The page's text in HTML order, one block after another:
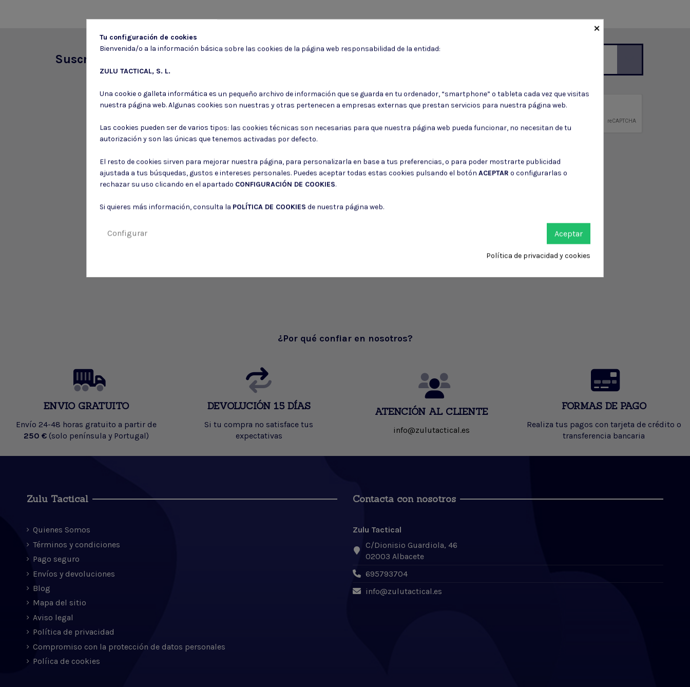
Suscríbete a nuestro boletín
Consiento el uso de mis datos para los fines indicados en laPolítica de privacidad
¿Por qué confiar en nosotros?
ENVIO GRATUITO
Envío 24-48 horas gratuito a partir de
250 € (solo península y Portugal)
DEVOLUCIÓN 15 DÍAS
Si tu compra no satisface tus
expectativas
ATENCIÓN AL CLIENTE
info@zulutactical.es
FORMAS DE PAGO
Realiza tus pagos con tarjeta de crédito o
transferencia bancaria
Zulu Tactical
Quienes Somos
Términos y condiciones
Pago seguro
Envíos y devoluciones
Blog
Mapa del sitio
Aviso legal
Política de privacidad
Compromiso con la protección de datos personales
Políica de cookies
Contacta con nosotros
Zulu Tactical
C/Dionisio Guardiola, 46
02003 Albacete
695793704
info@zulutactical.es
×
Tu configuración de cookies
Bienvenida/o a la información básica sobre las cookies de la página web responsabilidad de la entidad:
ZULU TACTICAL, S. L.
Una cookie o galleta informática es un pequeño archivo de información que se guarda en tu ordenador, “smartphone” o tableta cada vez que visitas
nuestra página web. Algunas cookies son nuestras y otras pertenecen a empresas externas que prestan servicios para nuestra página web.
Las cookies pueden ser de varios tipos: las cookies técnicas son necesarias para que nuestra página web pueda funcionar, no necesitan de tu
autorización y son las únicas que tenemos activadas por defecto.
El resto de cookies sirven para mejorar nuestra página, para personalizarla en base a tus preferencias, o para poder mostrarte publicidad
ajustada a tus búsquedas, gustos e intereses personales. Puedes aceptar todas estas cookies pulsando el botón ACEPTAR o configurarlas o
rechazar su uso clicando en el apartado CONFIGURACIÓN DE COOKIES.
Si quieres más información, consulta la POLÍTICA DE COOKIES de nuestra página web.
Aceptar
Configurar
Política de privacidad y cookies